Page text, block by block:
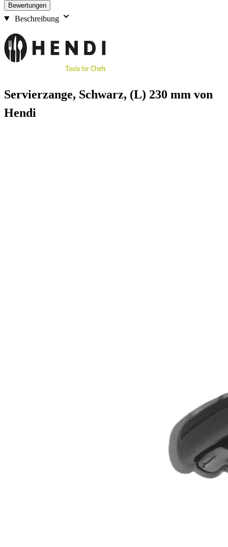
Bewertungen
Beschreibung
Servierzange, Schwarz, (L) 230 mm von
Hendi